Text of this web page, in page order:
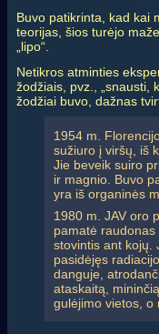
Buvo patikrinta, kad kai
teorijas, šios turėjo
„lipo“.
Netikros atminties
žodžiais, pvz., „snausti,
žodžiai buvo, dažnas
1954 m.
sužiuro į viršų, iš
Jie beveik suiro
ir magnio. Buvo
yra iš organinės
1980 m. JAV oro
pamatė
stovintis ant kojų.
pasidėjęs
danguje,
ataskaitą,
gulėjimo vietos, o